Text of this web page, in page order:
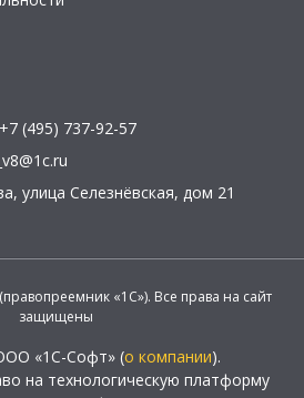
+7 (495) 737-92-57
, улица Селезнёвская, дом 21
«1С»). Все права на сайт
защищены
«1С-Софт» (о компании).
на технологическую платформу